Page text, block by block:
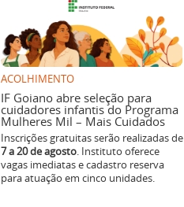
ACOLHIMENTO
IF Goiano abre seleção para
cuidadores infantis do Programa
Mulheres Mil – Mais Cuidados
Inscrições gratuitas serão realizadas de
7 a 20 de agosto. Instituto oferece
vagas imediatas e cadastro reserva
para atuação em cinco unidades.